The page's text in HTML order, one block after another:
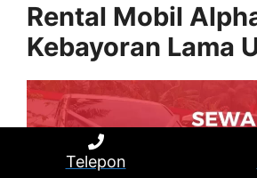
Rental Mobil
Kebayoran Lama
Telepon